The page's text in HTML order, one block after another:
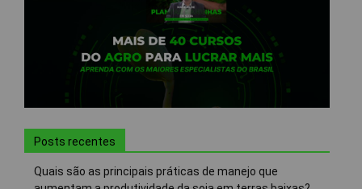
Posts recentes
Quais são as principais práticas de manejo que